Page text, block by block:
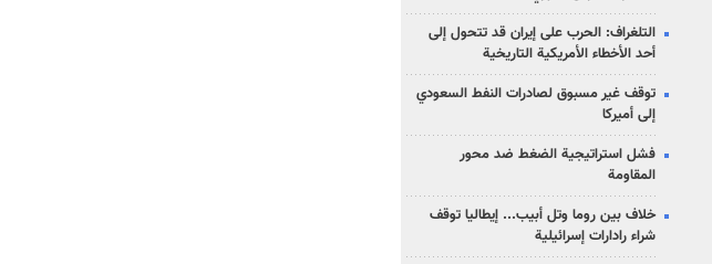
التلغراف: الحرب على إيران قد تتحول إلى
أحد الأخطاء الأمريكية التاريخية
توقف غير مسبوق لصادرات النفط السعودي
إلى أميركا
فشل استراتيجية الضغط ضد محور
المقاومة
خلاف بين روما وتل أبيب... إيطاليا توقف
شراء رادارات إسرائيلية